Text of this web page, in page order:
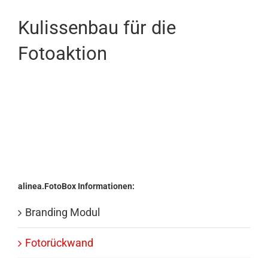
Kulissenbau für die
Fotoaktion
alinea.FotoBox Informationen:
Branding Modul
Fotorückwand